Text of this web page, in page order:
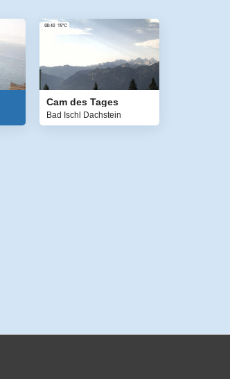
Cam des Tages
Bad Ischl Dachstein